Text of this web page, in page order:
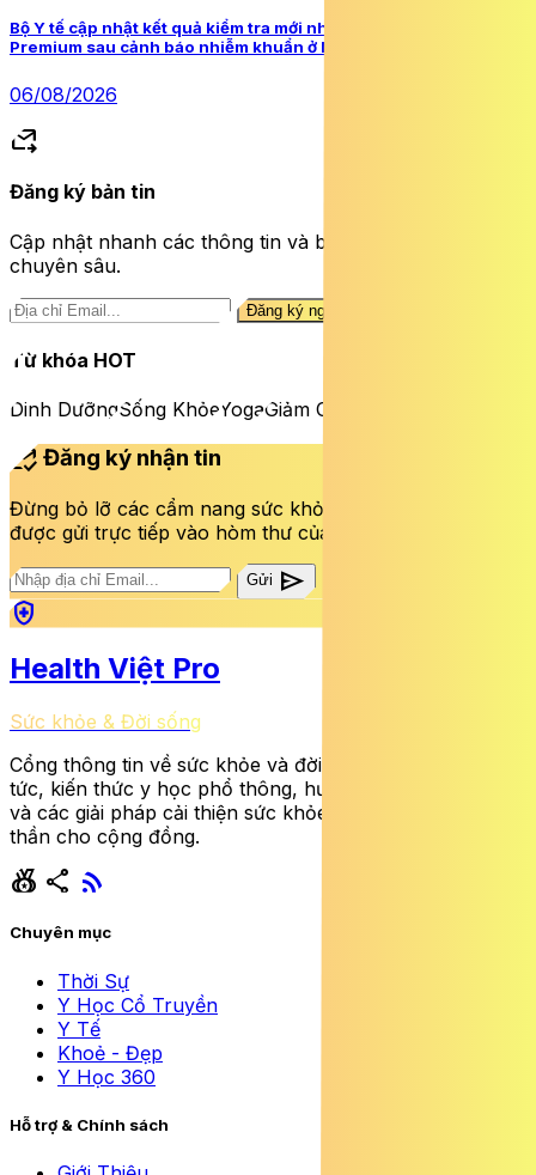
Bộ Y tế cập nhật kết quả kiểm tra mới nhất về sữa a2 Platinum
Premium sau cảnh báo nhiễm khuẩn ở Mỹ
06/08/2026
forward_to_inbox
Đăng ký bản tin
Cập nhật nhanh các thông tin và bài viết sức khỏe
chuyên sâu.
Đăng ký ngay
Từ khóa HOT
Dinh DưỡngSống KhỏeYogaGiảm Cân
mark_email_read Đăng ký nhận tin
Đừng bỏ lỡ các cẩm nang sức khỏe và bài viết mới nhất
được gửi trực tiếp vào hòm thư của bạn mỗi tuần.
Gửi send
health_and_safety
Health Việt Pro
Sức khỏe & Đời sống
Cổng thông tin về sức khỏe và đời sống cung cấp tin
tức, kiến thức y học phổ thông, hướng dẫn dinh dưỡng
và các giải pháp cải thiện sức khỏe thể chất lẫn tinh
thần cho cộng đồng.
social_leaderboard share rss_feed
Chuyên mục
Thời Sự
Y Học Cổ Truyền
Y Tế
Khoẻ - Đẹp
Y Học 360
Hỗ trợ & Chính sách